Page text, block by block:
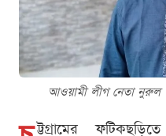
আওয়ামী লীগ নেতা
ট্টগ্রামের